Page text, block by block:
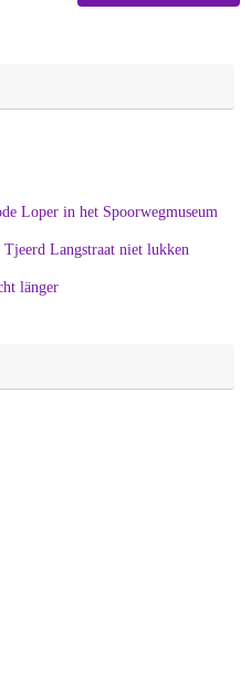
Loper in het Spoorwegmuseum
Langstraat niet lukken
länger